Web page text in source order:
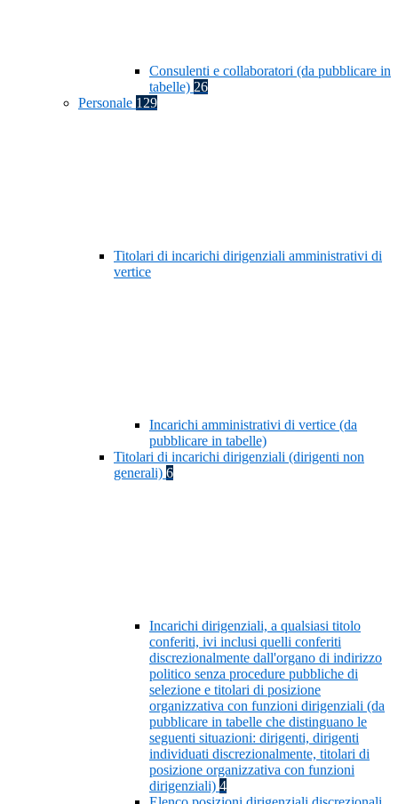
Consulenti e collaboratori (da pubblicare in
tabelle) 26
Personale 129
Titolari di incarichi dirigenziali amministrativi di
vertice
Incarichi amministrativi di vertice (da
pubblicare in tabelle)
Titolari di incarichi dirigenziali (dirigenti non
generali) 6
Incarichi dirigenziali, a qualsiasi titolo
conferiti, ivi inclusi quelli conferiti
discrezionalmente dall'organo di indirizzo
politico senza procedure pubbliche di
selezione e titolari di posizione
organizzativa con funzioni dirigenziali (da
pubblicare in tabelle che distinguano le
seguenti situazioni: dirigenti, dirigenti
individuati discrezionalmente, titolari di
posizione organizzativa con funzioni
dirigenziali) 4